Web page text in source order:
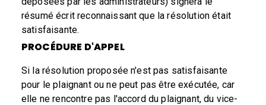
résumé écrit reconnaissant que la résolution était
satisfaisante.
PROCÉDURE D'APPEL
Si la résolution proposée n'est pas satisfaisante
pour le plaignant ou ne peut pas être exécutée, car
elle ne rencontre pas l'accord du plaignant, du vice-